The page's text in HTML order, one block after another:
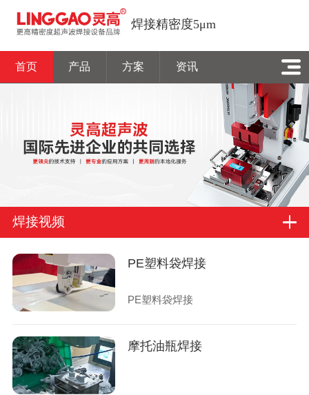
焊接精密度5μm
首页 产品 方案 资讯
焊接视频
PE塑料袋焊接
PE塑料袋焊接
摩托油瓶焊接